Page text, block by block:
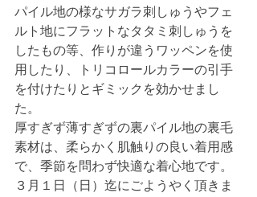
パイル地の様なサガラ刺しゅうやフェ
ルト地にフラットなタタミ刺しゅうを
したもの等、作りが違うワッペンを使
用したり、トリコロールカラーの引手
を付けたりとギミックを効かせまし
た。
厚すぎず薄すぎずの裏パイル地の裏毛
素材は、柔らかく肌触りの良い着用感
で、季節を問わず快適な着心地です。
３月１日（日）迄にごようやく頂きま